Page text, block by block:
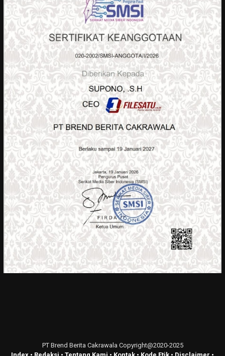
PT Brend Berita Cakrawala Copyright@2020-2025